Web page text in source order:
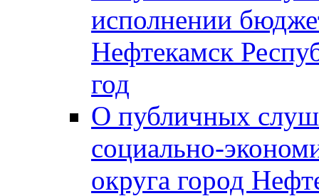
исполнении
Нефтекамск
год
О публичных
социально-
округа город